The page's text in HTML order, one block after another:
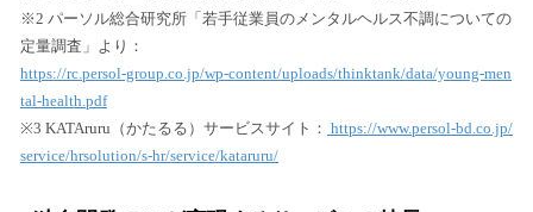
※2 パーソル総合研究所「若手従業員のメンタルヘルス不調についての
定量調査」より：
https://rc.persol-group.co.jp/wp-content/uploads/thinktank/data/young-men
tal-health.pdf
※3 KATAruru（かたるる）サービスサイト： https://www.persol-bd.co.jp/
service/hrsolution/s-hr/service/kataruru/